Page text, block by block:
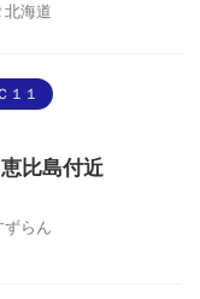
北海道
１１
比島付近
ずらん